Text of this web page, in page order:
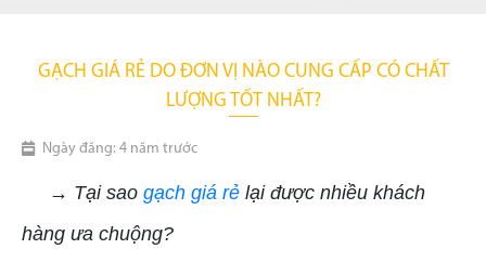
GẠCH GIÁ RẺ DO ĐƠN VỊ NÀO CUNG CẤP CÓ CHẤT
LƯỢNG TỐT NHẤT?
Ngày đăng: 4 năm trước
→ Tại sao gạch giá rẻ lại được nhiều khách
hàng ưa chuộng?